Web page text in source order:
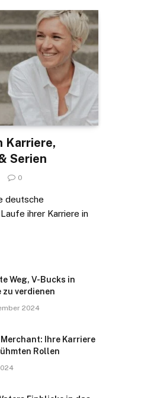
Karriere,
Serien
0
deutsche
ihrer Karriere in
Weg, V-Bucks in
zu verdienen
2024
Ihre Karriere
Rollen